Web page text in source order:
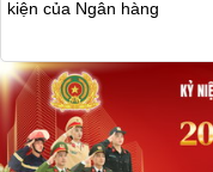
kiện của Ngân hàng